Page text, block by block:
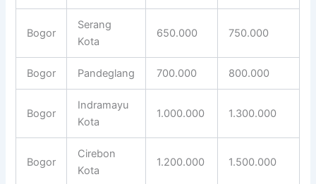
Bogor
Serang
Kota
650.000 750.000
Bogor Pandeglang 700.000 800.000
Bogor
Indramayu
Kota
1.000.000 1.300.000
Bogor
Cirebon
Kota
1.200.000 1.500.000